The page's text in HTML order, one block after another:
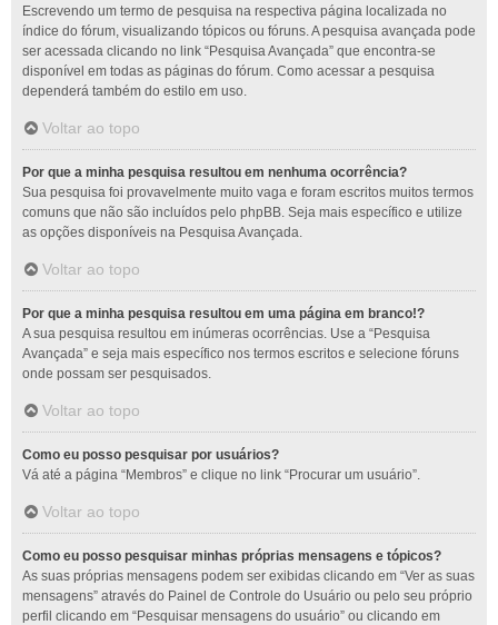
Escrevendo um termo de pesquisa na respectiva página localizada no
índice do fórum, visualizando tópicos ou fóruns. A pesquisa avançada pode
ser acessada clicando no link “Pesquisa Avançada” que encontra-se
disponível em todas as páginas do fórum. Como acessar a pesquisa
dependerá também do estilo em uso.
Voltar ao topo
Por que a minha pesquisa resultou em nenhuma ocorrência?
Sua pesquisa foi provavelmente muito vaga e foram escritos muitos termos
comuns que não são incluídos pelo phpBB. Seja mais específico e utilize
as opções disponíveis na Pesquisa Avançada.
Voltar ao topo
Por que a minha pesquisa resultou em uma página em branco!?
A sua pesquisa resultou em inúmeras ocorrências. Use a “Pesquisa
Avançada” e seja mais específico nos termos escritos e selecione fóruns
onde possam ser pesquisados.
Voltar ao topo
Como eu posso pesquisar por usuários?
Vá até a página “Membros” e clique no link “Procurar um usuário”.
Voltar ao topo
Como eu posso pesquisar minhas próprias mensagens e tópicos?
As suas próprias mensagens podem ser exibidas clicando em “Ver as suas
mensagens” através do Painel de Controle do Usuário ou pelo seu próprio
perfil clicando em “Pesquisar mensagens do usuário” ou clicando em